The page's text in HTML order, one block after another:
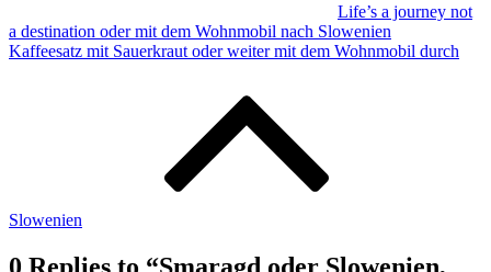
Life’s a journey not
a destination oder mit dem Wohnmobil nach Slowenien
Kaffeesatz mit Sauerkraut oder weiter mit dem Wohnmobil durch
Slowenien
0 Replies to “Smaragd oder Slowenien,